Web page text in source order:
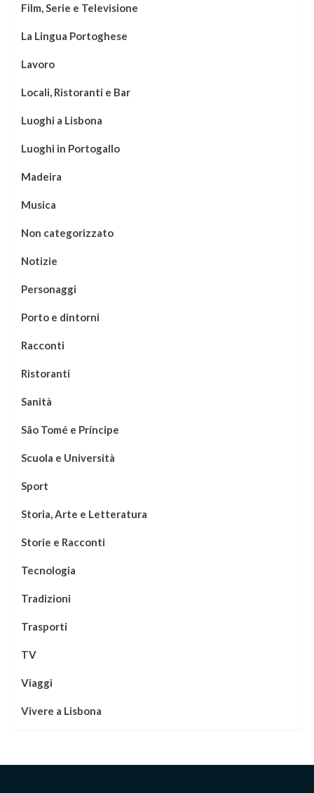
Film, Serie e Televisione
La Lingua Portoghese
Lavoro
Locali, Ristoranti e Bar
Luoghi a Lisbona
Luoghi in Portogallo
Madeira
Musica
Non categorizzato
Notizie
Personaggi
Porto e dintorni
Racconti
Ristoranti
Sanità
São Tomé e Príncipe
Scuola e Università
Sport
Storia, Arte e Letteratura
Storie e Racconti
Tecnologia
Tradizioni
Trasporti
TV
Viaggi
Vivere a Lisbona